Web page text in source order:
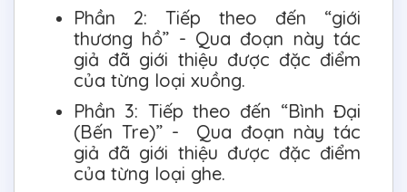
Phần 2: Tiếp theo đến “giới
thương hồ” - Qua đoạn này tác
giả đã giới thiệu được đặc điểm
của từng loại xuồng.
Phần 3: Tiếp theo đến “Bình Đại
(Bến Tre)” - Qua đoạn này tác
giả đã giới thiệu được đặc điểm
của từng loại ghe.